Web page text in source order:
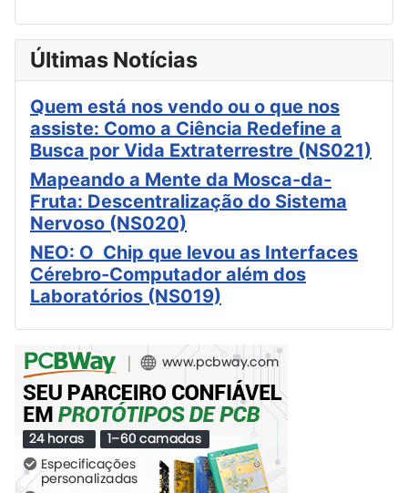
Últimas Notícias
Quem está nos vendo ou o que nos
assiste: Como a Ciência Redefine a
Busca por Vida Extraterrestre (NS021)
Mapeando a Mente da Mosca-da-
Fruta: Descentralização do Sistema
Nervoso (NS020)
NEO: O Chip que levou as Interfaces
Cérebro-Computador além dos
Laboratórios (NS019)